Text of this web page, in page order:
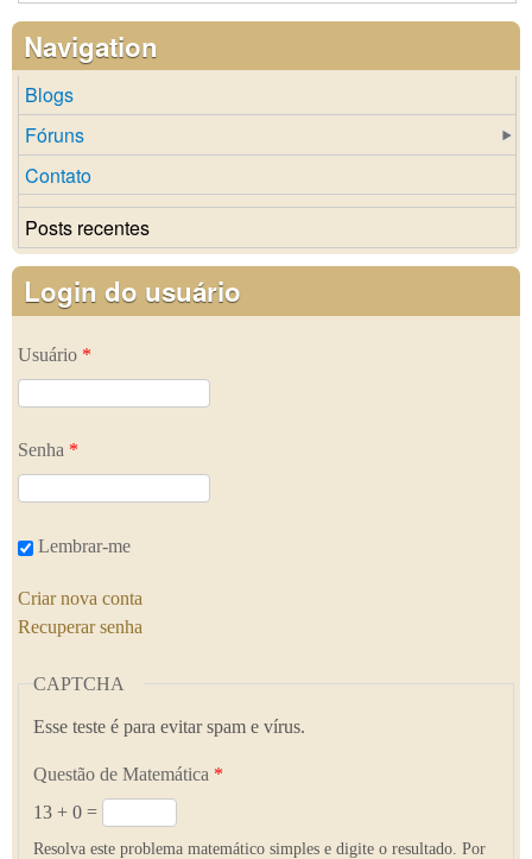
Navigation
Blogs
Fóruns
Contato
Posts recentes
Login do usuário
Usuário *
Senha *
Lembrar-me
Criar nova conta
Recuperar senha
CAPTCHA
Esse teste é para evitar spam e vírus.
Questão de Matemática *
13 + 0 =
Resolva este problema matemático simples e digite o resultado. Por